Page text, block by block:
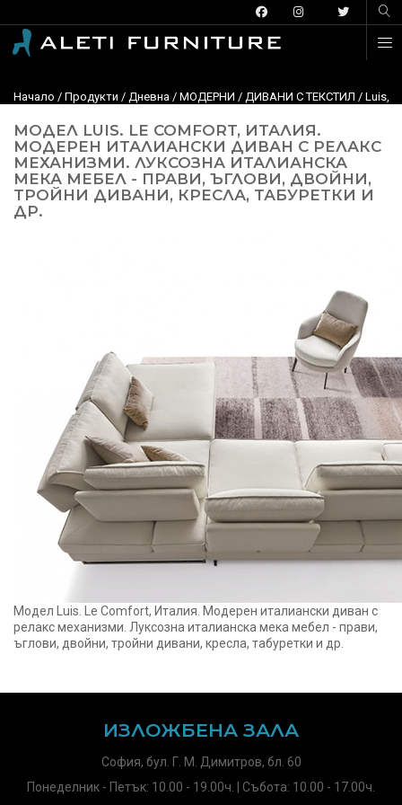
Начало / Продукти / Дневна / МОДЕРНИ / ДИВАНИ С ТЕКСТИЛ / Luis,
МОДЕЛ LUIS. LE COMFORT, ИТАЛИЯ.
МОДЕРЕН ИТАЛИАНСКИ ДИВАН С РЕЛАКС
МЕХАНИЗМИ. ЛУКСОЗНА ИТАЛИАНСКА
МЕКА МЕБЕЛ - ПРАВИ, ЪГЛОВИ, ДВОЙНИ,
ТРОЙНИ ДИВАНИ, КРЕСЛА, ТАБУРЕТКИ И
ДР.
Модел Luis. Le Comfort, Италия. Модерен италиански диван с
релакс механизми. Луксозна италианска мека мебел - прави,
ъглови, двойни, тройни дивани, кресла, табуретки и др.
ИЗЛОЖБЕНА ЗАЛА
София, бул. Г. М. Димитров, бл. 60
Понеделник - Петък: 10.00 - 19.00ч. | Събота: 10.00 - 17.00ч.